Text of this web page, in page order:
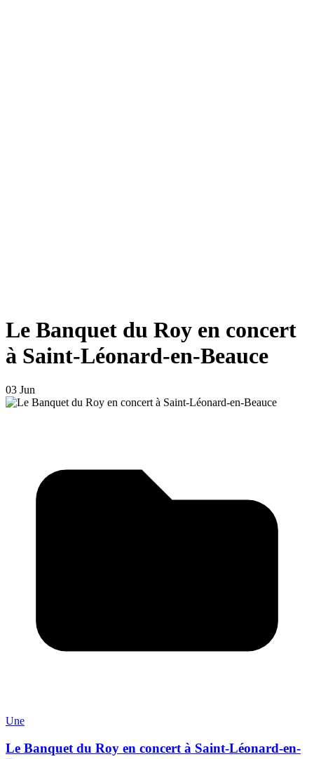
Le Banquet du Roy en concert
à Saint-Léonard-en-Beauce
03 Jun
Une
Le Banquet du Roy en concert à Saint-Léonard-en-